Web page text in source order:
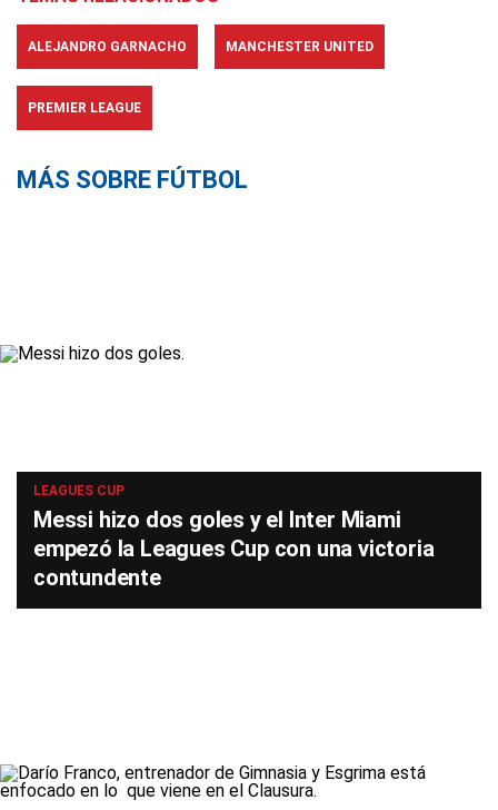
ALEJANDRO GARNACHO MANCHESTER UNITED
PREMIER LEAGUE
MÁS SOBRE FÚTBOL
LEAGUES CUP
Messi hizo dos goles y el Inter Miami
empezó la Leagues Cup con una victoria
contundente